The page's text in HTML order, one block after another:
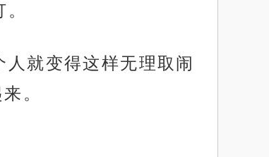
就变得这样无理取闹
。